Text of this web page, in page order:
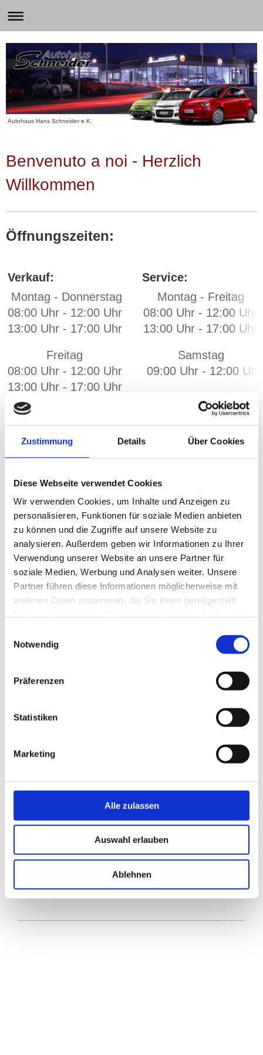
Zustimmung Details Über Cookies
Diese Webseite verwendet Cookies
Wir verwenden Cookies, um Inhalte und Anzeigen zu
personalisieren, Funktionen für soziale Medien anbieten
zu können und die Zugriffe auf unsere Website zu
analysieren. Außerdem geben wir Informationen zu Ihrer
Verwendung unserer Website an unsere Partner für
soziale Medien, Werbung und Analysen weiter. Unsere
Partner führen diese Informationen möglicherweise mit
weiteren Daten zusammen, die Sie ihnen bereitgestellt
Notwendig
Präferenzen
Statistiken
Marketing
Alle zulassen
Auswahl erlauben
Ablehnen
Autohaus Hans Schneider e.K.
Benvenuto a noi - Herzlich
Willkommen
Öffnungszeiten:
Verkauf: Service:
Montag - Donnerstag Montag - Freitag
08:00 Uhr - 12:00 Uhr 08:00 Uhr - 12:00
13:00 Uhr - 17:00 Uhr 13:00 Uhr - 17:00 Uhr
Freitag Samstag
08:00 Uhr - 12:00 Uhr 09:00 Uhr - 12:00 Uhr
13:00 Uhr - 17:00 Uhr
Samstag
09:00 Uhr - 12:00 Uhr